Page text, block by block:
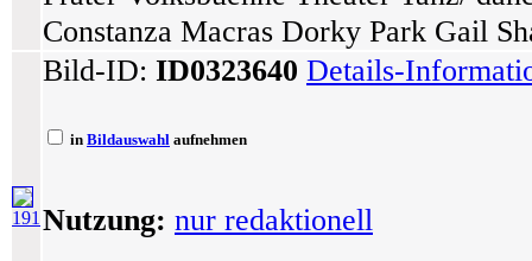
Constanza Macras Dorky Park Gail
191
Bild-ID: ID0323640 Details-
in Bildauswahl aufnehmen
Nutzung: nur redaktionell